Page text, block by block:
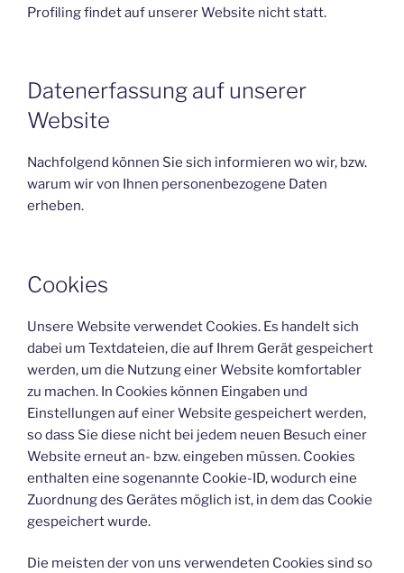
Profiling findet auf unserer Website nicht statt.
Datenerfassung auf unserer
Website
Nachfolgend können Sie sich informieren wo wir, bzw.
warum wir von Ihnen personenbezogene Daten
erheben.
Cookies
Unsere Website verwendet Cookies. Es handelt sich
dabei um Textdateien, die auf Ihrem Gerät gespeichert
werden, um die Nutzung einer Website komfortabler
zu machen. In Cookies können Eingaben und
Einstellungen auf einer Website gespeichert werden,
so dass Sie diese nicht bei jedem neuen Besuch einer
Website erneut an- bzw. eingeben müssen. Cookies
enthalten eine sogenannte Cookie-ID, wodurch eine
Zuordnung des Gerätes möglich ist, in dem das Cookie
gespeichert wurde.
Die meisten der von uns verwendeten Cookies sind so